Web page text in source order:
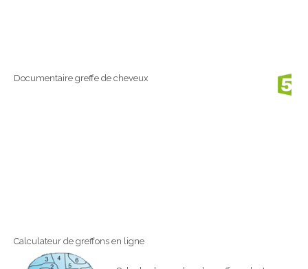
Documentaire greffe de cheveux
Calculateur de greffons en ligne